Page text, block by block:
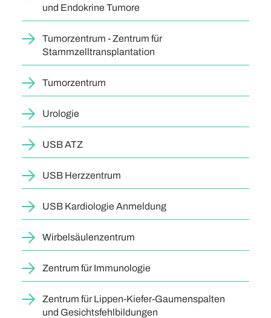
und Endokrine Tumore
Tumorzentrum - Zentrum für
Stammzelltransplantation
Tumorzentrum
Urologie
USB ATZ
USB Herzzentrum
USB Kardiologie Anmeldung
Wirbelsäulenzentrum
Zentrum für Immunologie
Zentrum für Lippen-Kiefer-Gaumenspalten
und Gesichtsfehlbildungen